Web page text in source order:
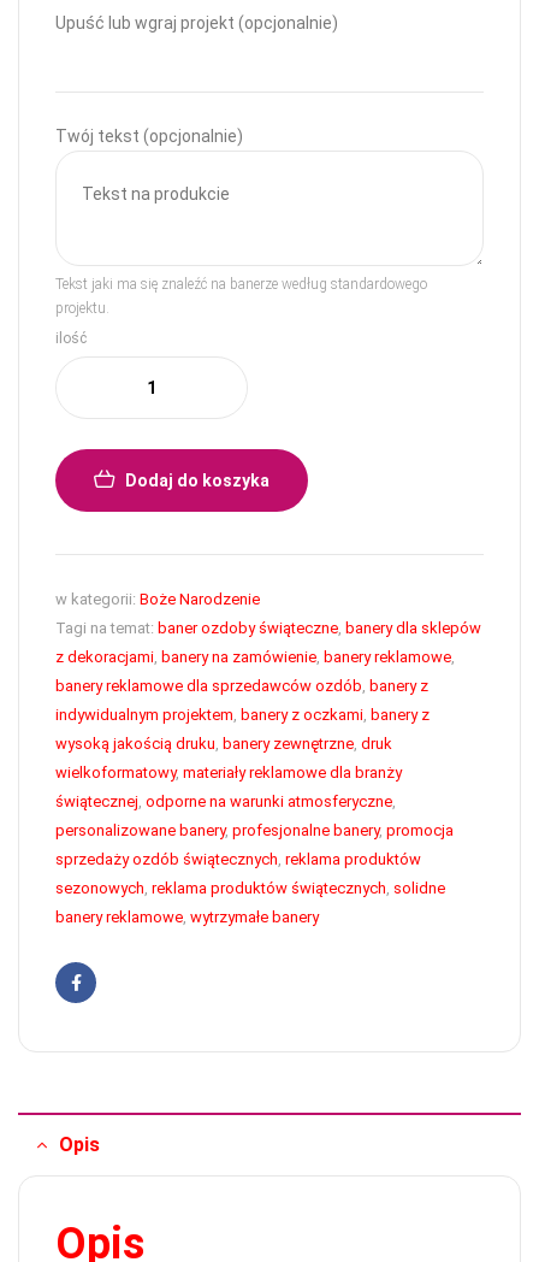
Upuść lub wgraj projekt (opcjonalnie)
Twój tekst (opcjonalnie)
Tekst jaki ma się znaleźć na banerze według standardowego
projektu.
ilość
Dodaj do koszyka
w kategorii: Boże Narodzenie
Tagi na temat: baner ozdoby świąteczne, banery dla sklepów
z dekoracjami, banery na zamówienie, banery reklamowe,
banery reklamowe dla sprzedawców ozdób, banery z
indywidualnym projektem, banery z oczkami, banery z
wysoką jakością druku, banery zewnętrzne, druk
wielkoformatowy, materiały reklamowe dla branży
świątecznej, odporne na warunki atmosferyczne,
personalizowane banery, profesjonalne banery, promocja
sprzedaży ozdób świątecznych, reklama produktów
sezonowych, reklama produktów świątecznych, solidne
banery reklamowe, wytrzymałe banery
Facebook
Opis
Opis